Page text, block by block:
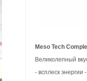
Meso Tech
Великолепный
- всплеск энергии